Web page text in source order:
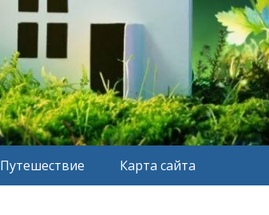
Путешествие Карта сайта